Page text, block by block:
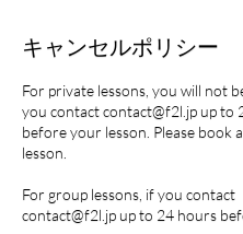
キャンセルポリシー
For private lessons, you will not
you contact contact@f2l.jp up to
before your lesson. Please book
lesson.
For group lessons, if you contact
contact@f2l.jp up to 24 hours